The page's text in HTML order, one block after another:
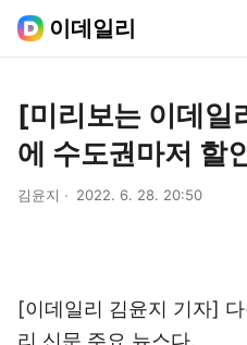
이데일리
[미리보는 이데일
에 수도권마저 할
김윤지 2022. 6. 28. 20:50
[이데일리 김윤지 기자]
리 신문 주요 뉴스다.